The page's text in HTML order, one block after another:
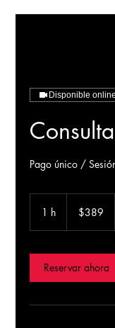
Disponible online
Pago único /
1 h
mexicanos
$389
Reservar ahora